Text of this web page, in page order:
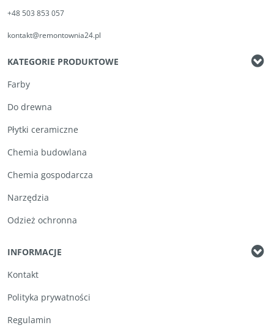
+48 503 853 057
kontakt@remontownia24.pl
KATEGORIE PRODUKTOWE
Farby
Do drewna
Płytki ceramiczne
Chemia budowlana
Chemia gospodarcza
Narzędzia
Odzież ochronna
INFORMACJE
Kontakt
Polityka prywatności
Regulamin